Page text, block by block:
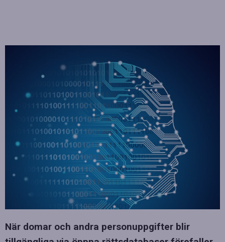
När domar och andra personuppgifter blir